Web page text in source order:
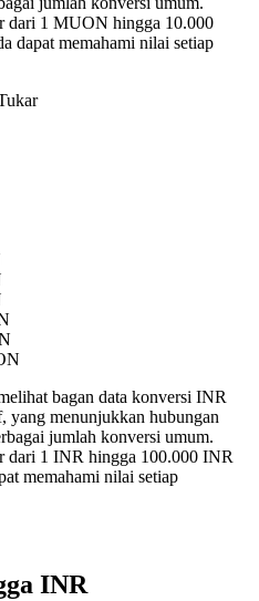
dari 1 MUON hingga 10.000
dapat memahami nilai setiap
bagan data konversi INR
menunjukkan hubungan
jumlah konversi umum.
dari 1 INR hingga 100.000 INR
memahami nilai setiap
INR